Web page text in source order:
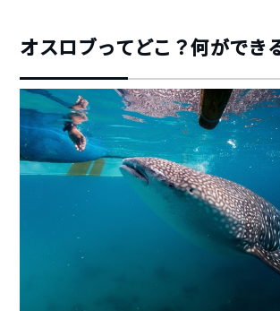
オスロブってどこ？何ができ